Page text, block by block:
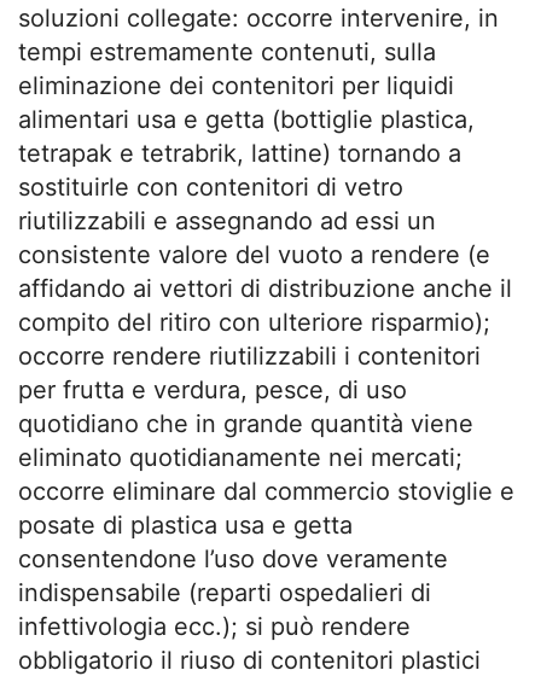
soluzioni collegate: occorre intervenire, in
tempi estremamente contenuti, sulla
eliminazione dei contenitori per liquidi
alimentari usa e getta (bottiglie plastica,
tetrapak e tetrabrik, lattine) tornando a
sostituirle con contenitori di vetro
riutilizzabili e assegnando ad essi un
consistente valore del vuoto a rendere (e
affidando ai vettori di distribuzione anche il
compito del ritiro con ulteriore risparmio);
occorre rendere riutilizzabili i contenitori
per frutta e verdura, pesce, di uso
quotidiano che in grande quantità viene
eliminato quotidianamente nei mercati;
occorre eliminare dal commercio stoviglie e
posate di plastica usa e getta
consentendone l’uso dove veramente
indispensabile (reparti ospedalieri di
infettivologia ecc.); si può rendere
obbligatorio il riuso di contenitori plastici